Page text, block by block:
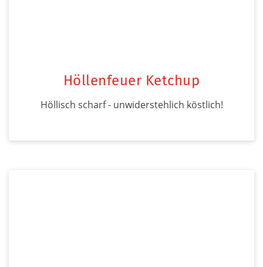
Höllenfeuer Ketchup
Höllisch scharf - unwiderstehlich köstlich!